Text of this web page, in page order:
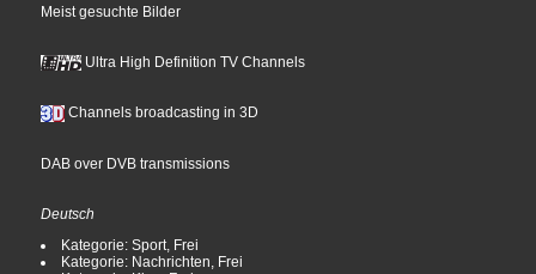
Meist gesuchte Bilder
Ultra High Definition TV Channels
Channels broadcasting in 3D
DAB over DVB transmissions
Deutsch
Kategorie: Sport, Frei
Kategorie: Nachrichten, Frei